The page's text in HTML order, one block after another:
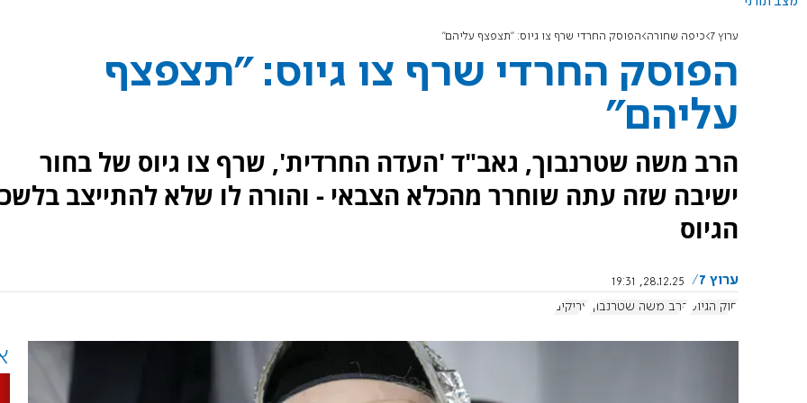
ערוץ 7 כיפה שחורה הפוסק החרדי שרף צו גיוס: "תצפצף עליהם"
הפוסק החרדי שרף צו גיוס: "תצפצף
עליהם"
הרב משה שטרנבוך, גאב"ד 'העדה החרדית', שרף צו גיוס של בחור
ישיבה שזה עתה שוחרר מהכלא הצבאי - והורה לו שלא להתייצב
הגיוס
ערוץ 7
28.12.25, 19:31
חוק הגיוס הרב משה שטרנבוך עריקים